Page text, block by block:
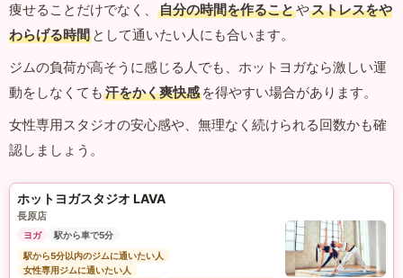
痩せることだけでなく、
自分の時間を作ることやストレスをや
わらげる時間 として通いたい人にも合います。
ジムの負荷が高そうに感じる人でも、ホットヨガなら激しい運
動をしなくても 汗をかく爽快感 を得やすい場合があります。
女性専用スタジオの安心感や、無理なく続けられる回数かも確
認しましょう。
ホットヨガスタジオ LAVA
長原店
ヨガ
駅から車で5分
駅から5分以内のジムに通いたい人
女性専用ジムに通いたい人